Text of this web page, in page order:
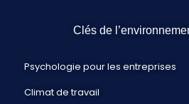
Clés de
Psychologie pour les entreprises
Climat de travail